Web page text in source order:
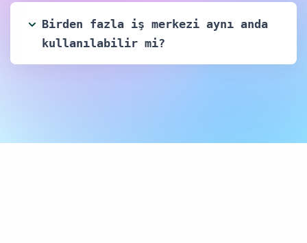
Birden fazla iş merkezi aynı anda
kullanılabilir mi?